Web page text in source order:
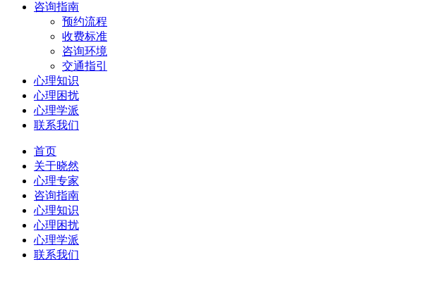
咨询指南
预约流程
收费标准
咨询环境
交通指引
心理知识
心理困扰
心理学派
联系我们
首页
关于晓然
心理专家
咨询指南
心理知识
心理困扰
心理学派
联系我们